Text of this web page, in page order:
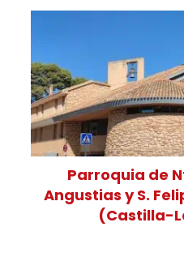
Parroquia de
Angustias y S.
(Castilla-